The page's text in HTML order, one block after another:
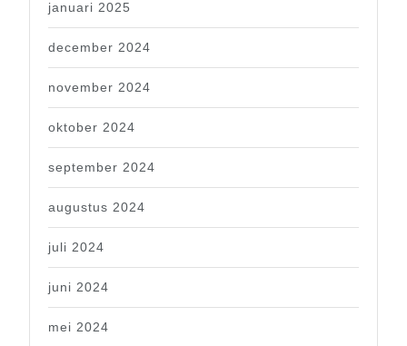
januari 2025
december 2024
november 2024
oktober 2024
september 2024
augustus 2024
juli 2024
juni 2024
mei 2024